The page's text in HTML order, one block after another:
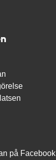
på Facebook